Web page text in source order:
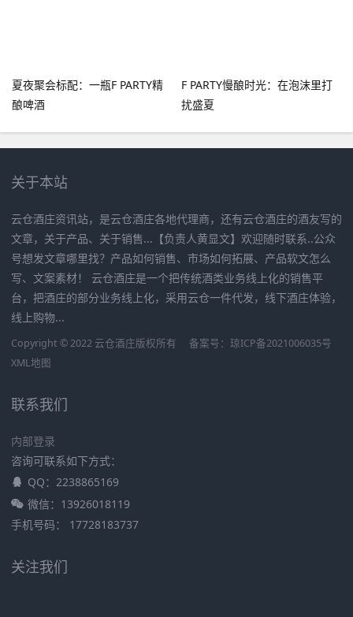
夏夜聚会标配：一瓶F PARTY精
酿啤酒
F PARTY慢酿时光：在泡沫里打
扰盛夏
关于本站
云仓酒庄资讯站，是云仓酒庄各地代理商，还有云仓酒庄的酒友写的
文章，关于产品、关于销售...【负责人黄显文】欢迎随时联系..公众
号想发文章哪里找？产品如何销售、市场如何拓展、产品软文怎么
写、文案素材！ 云仓酒庄是一个把传统酒类业务线上化的销售平
台，把酒庄的部分业务线上化，采用云仓一件代发，线下酒庄体验，
线上购物...
Copyright © 2022 云仓酒庄版权所有 备案号： 琼ICP备2021006035号
XML地图
联系我们
内部登录
咨询可联系如下方式：
QQ：2238865169
微信：13926018119
手机号码： 17728183737
关注我们